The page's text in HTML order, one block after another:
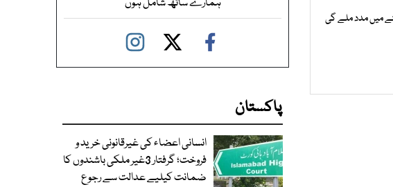
ہمارے ساتھ شامل ہوں
پاکستان
انسانی اعضاء کی غیرقانونی خرید و
فروخت؛ گرفتار 3غیر ملکی باشندوں کا
ضمانت کیلیے عدالت سے رجوع